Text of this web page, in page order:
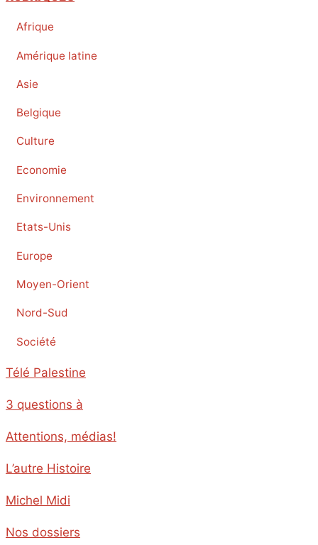
Afrique
Amérique latine
Asie
Belgique
Culture
Economie
Environnement
Etats-Unis
Europe
Moyen-Orient
Nord-Sud
Société
Télé Palestine
3 questions à
Attentions, médias!
L’autre Histoire
Michel Midi
Nos dossiers